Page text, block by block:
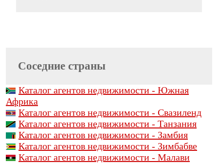
Соседние страны
Каталог агентов недвижимости - Южная
Африка
Каталог агентов недвижимости - Свазиленд
Каталог агентов недвижимости - Танзания
Каталог агентов недвижимости - Замбия
Каталог агентов недвижимости - Зимбабве
Каталог агентов недвижимости - Малави